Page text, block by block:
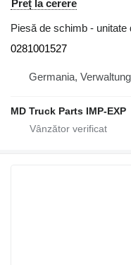
Preț la cerere
Piesă de schimb - unitate
0281001527
Germania,
MD Truck Parts IMP-EXP